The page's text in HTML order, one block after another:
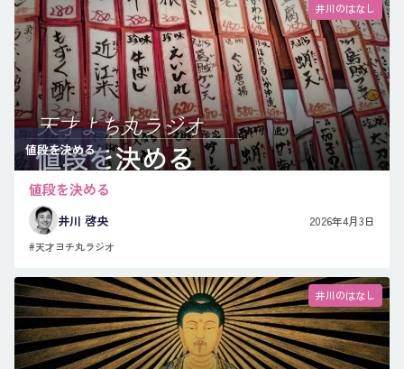
井川のはなし
値段を決める
値段を決める
井川 啓央 2026年4月3日
#天才ヨチ丸ラジオ
井川のはなし